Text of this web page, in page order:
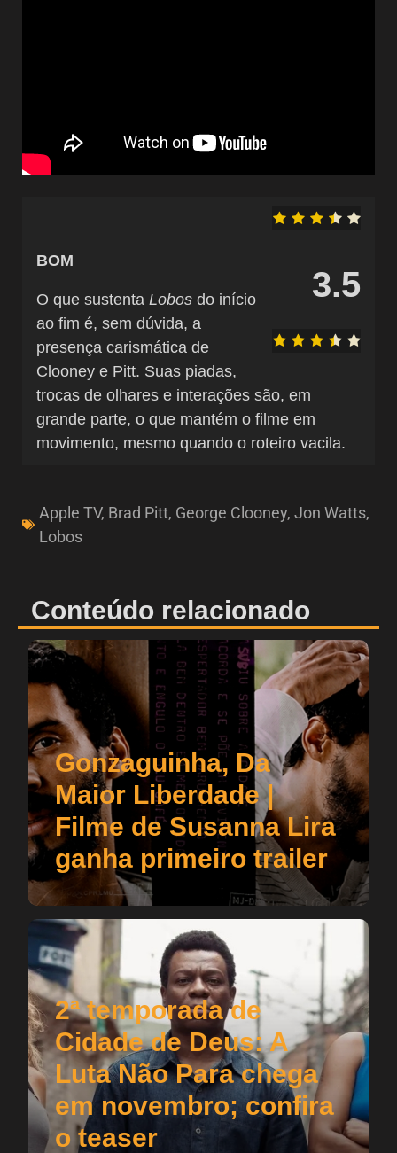
3.5
BOM
O que sustenta Lobos do início
ao fim é, sem dúvida, a
presença carismática de
Clooney e Pitt. Suas piadas,
trocas de olhares e interações são, em
grande parte, o que mantém o filme em
movimento, mesmo quando o roteiro vacila.
Apple TV, Brad Pitt, George Clooney, Jon Watts,
Lobos
Conteúdo relacionado
Gonzaguinha, Da
Maior Liberdade |
Filme de Susanna Lira
ganha primeiro trailer
2ª temporada de
Cidade de Deus: A
Luta Não Para chega
em novembro; confira
o teaser